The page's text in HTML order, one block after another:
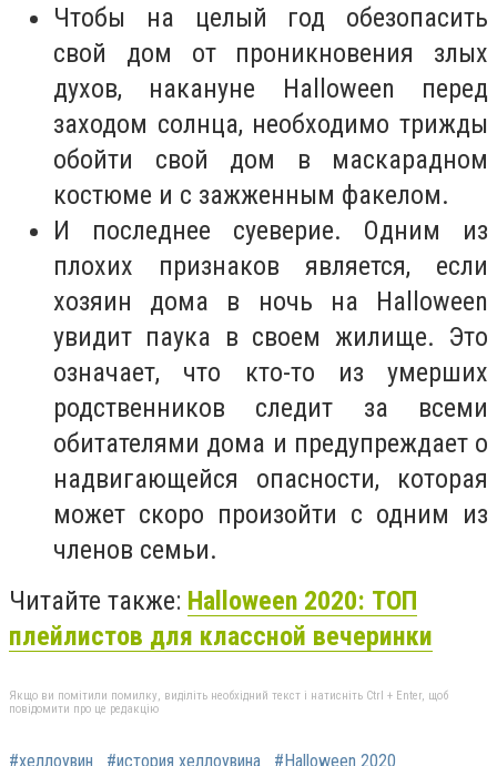
Чтобы на целый год обезопасить
свой дом от проникновения злых
духов, накануне Halloween перед
заходом солнца, необходимо трижды
обойти свой дом в маскарадном
костюме и с зажженным факелом.
И последнее суеверие. Одним из
плохих признаков является, если
хозяин дома в ночь на Halloween
увидит паука в своем жилище. Это
означает, что кто-то из умерших
родственников следит за всеми
обитателями дома и предупреждает о
надвигающейся опасности, которая
может скоро произойти с одним из
членов семьи.
Читайте также: Halloween 2020: ТОП
плейлистов для классной вечеринки
Якщо ви помітили помилку, виділіть необхідний текст і натисніть Ctrl + Enter, щоб
повідомити про це редакцію
#хеллоувин #история хеллоувина
#Halloween 2020